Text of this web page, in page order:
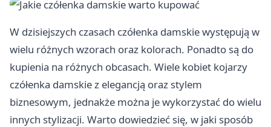
W dzisiejszych czasach czółenka damskiewystępują w
wielu różnych wzorach oraz kolorach. Ponadto są do
kupienia na różnych obcasach. Wiele kobiet kojarzy
czółenka damskie z elegancją oraz stylem
biznesowym, jednakże można je wykorzystać do wielu
innych stylizacji. Warto dowiedzieć się, w jaki sposób